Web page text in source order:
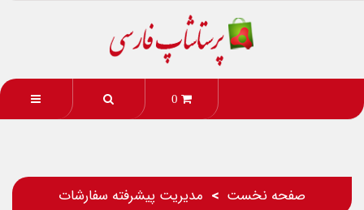
0
صفحه نخست مدیریت پیشرفته سفارشات